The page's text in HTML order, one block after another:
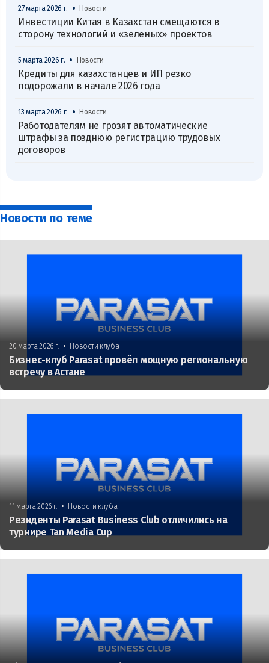
27 марта 2026 г. • Новости
Инвестиции Китая в Казахстан смещаются в
сторону технологий и «зеленых» проектов
5 марта 2026 г. • Новости
Кредиты для казахстанцев и ИП резко
подорожали в начале 2026 года
13 марта 2026 г. • Новости
Работодателям не грозят автоматические
штрафы за позднюю регистрацию трудовых
договоров
Новости по теме
20 марта 2026 г. • Новости клуба
Бизнес-клуб Parasat провёл мощную региональную
встречу в Астане
11 марта 2026 г. • Новости клуба
Резиденты Parasat Business Club отличились на
турнире Tan Media Cup